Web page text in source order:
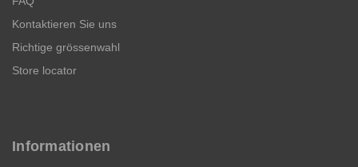
Kontaktieren Sie uns
Richtige grössenwahl
Store locator
Informationen